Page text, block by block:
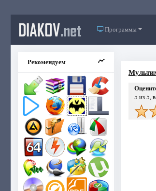
DIAKOV.net Программы
Рекомендуем
5 из 5,